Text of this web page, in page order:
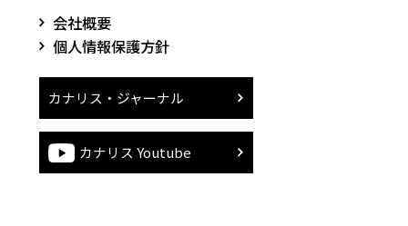
会社概要
個人情報保護方針
カナリス・ジャーナル
カナリス Youtube